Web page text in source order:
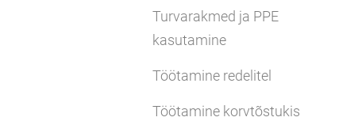
Turvarakmed ja PPE
kasutamine
Töötamine redelitel
Töötamine korvtõstukis